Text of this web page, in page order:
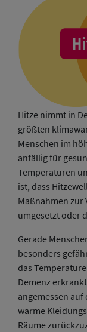
Hitze nimmt in
größten
Menschen im
anfällig für
Temperaturen
ist, dass
Maßnahmen
umgesetzt oder
Gerade
besonders
das
Demenz
angemessen auf
warme
Räume